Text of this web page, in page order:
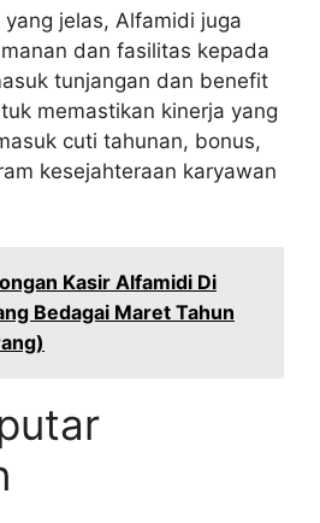
jelas, Alfamidi juga
dan fasilitas kepada
tunjangan dan benefit
memastikan kinerja yang
cuti tahunan, bonus,
kesejahteraan karyawan
Kasir Alfamidi Di
Bedagai Maret Tahun